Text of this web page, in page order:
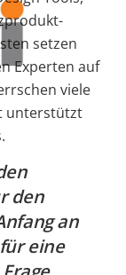
setzen
Experten auf
viele
unterstützt
den
an
eine